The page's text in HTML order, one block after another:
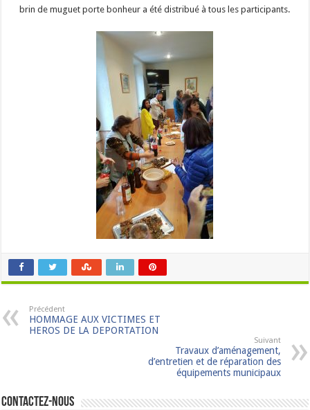
brin de muguet porte bonheur a été distribué à tous les participants.
Précédent
HOMMAGE AUX VICTIMES ET
HEROS DE LA DEPORTATION
Suivant
Travaux d’aménagement,
d’entretien et de réparation des
équipements municipaux
Contactez-nous